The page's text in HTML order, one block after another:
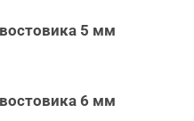
5 мм
6 мм